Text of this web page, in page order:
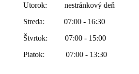
Utorok: nestránkový deň
Streda: 07:00 - 16:30
Štvrtok: 07:00 - 15:00
Piatok: 07:00 - 13:30